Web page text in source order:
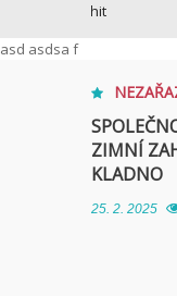
Je to hit
asd asdsa f
ZIMNÍ
KLADNO
25. 2. 2025